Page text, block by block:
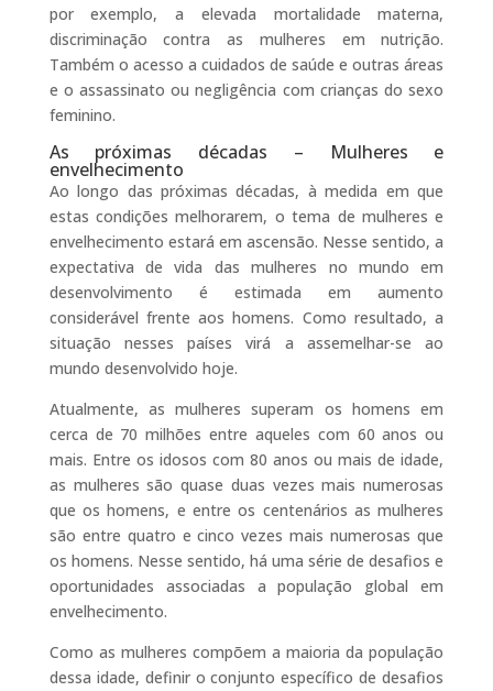
por exemplo, a elevada mortalidade materna,
discriminação contra as mulheres em nutrição.
Também o acesso a cuidados de saúde e outras áreas
e o assassinato ou negligência com crianças do sexo
feminino.
As próximas décadas – Mulheres e
envelhecimento
Ao longo das próximas décadas, à medida em que
estas condições melhorarem, o tema de mulheres e
envelhecimento estará em ascensão. Nesse sentido, a
expectativa de vida das mulheres no mundo em
desenvolvimento é estimada em aumento
considerável frente aos homens. Como resultado, a
situação nesses países virá a assemelhar-se ao
mundo desenvolvido hoje.
Atualmente, as mulheres superam os homens em
cerca de 70 milhões entre aqueles com 60 anos ou
mais. Entre os idosos com 80 anos ou mais de idade,
as mulheres são quase duas vezes mais numerosas
que os homens, e entre os centenários as mulheres
são entre quatro e cinco vezes mais numerosas que
os homens. Nesse sentido, há uma série de desafios e
oportunidades associadas a população global em
envelhecimento.
Como as mulheres compõem a maioria da população
dessa idade, definir o conjunto específico de desafios